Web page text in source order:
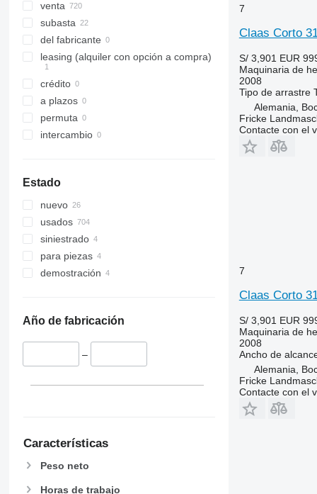
Variant 580
Variant 585
venta
subasta
del fabricante
leasing (alquiler con opción a compra)
crédito
a plazos
permuta
intercambio
Estado
nuevo
usados
siniestrado
para piezas
demostración
Año de fabricación
–
Características
Peso neto
Horas de trabajo
7
Claas Corto
S/ 3,901 EUR
Maquinaria de
2008
Tipo de arrastre
Alemania,
Fricke
Contacte con el
7
Claas Corto
S/ 3,901 EUR
Maquinaria de
2008
Ancho de
Alemania,
Fricke
Contacte con el